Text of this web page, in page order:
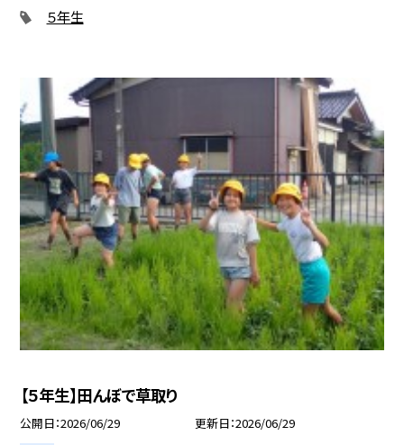
５年生
【５年生】田んぼで草取り
公開日 2026/06/29 更新日 2026/06/29